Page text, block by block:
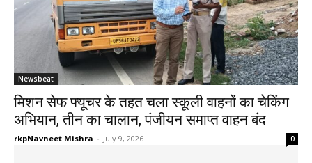
Newsbeat
मिशन सेफ फ्यूचर के तहत चला स्कूली वाहनों का चेकिंग
अभियान, तीन का चालान, पंजीयन समाप्त वाहन बंद
rkpNavneet Mishra - July 9, 2026 0